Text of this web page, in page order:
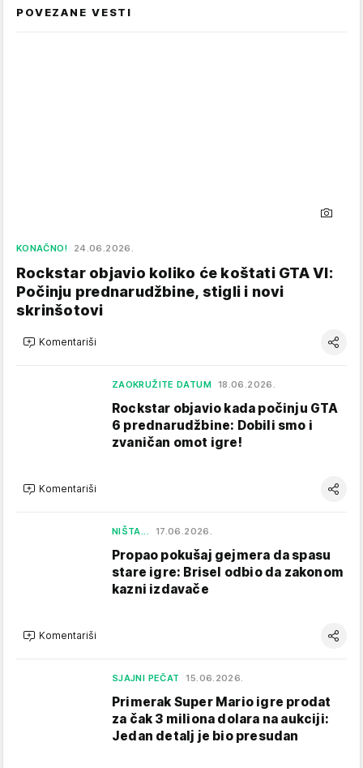
POVEZANE VESTI
KONAČNO! 24.06.2026.
Rockstar objavio koliko će koštati GTA VI:
Počinju prednarudžbine, stigli i novi
skrinšotovi
Komentariši
ZAOKRUŽITE DATUM 18.06.2026.
Rockstar objavio kada počinju GTA
6 prednarudžbine: Dobili smo i
zvaničan omot igre!
Komentariši
NIŠTA... 17.06.2026.
Propao pokušaj gejmera da spasu
stare igre: Brisel odbio da zakonom
kazni izdavače
Komentariši
SJAJNI PEČAT 15.06.2026.
Primerak Super Mario igre prodat
za čak 3 miliona dolara na aukciji:
Jedan detalj je bio presudan